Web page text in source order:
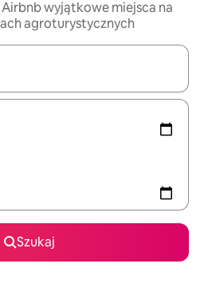
wyjątkowe miejsca na
agroturystycznych
możesz poruszać się po nich za
Szukaj